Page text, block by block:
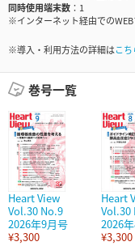
同時使用端末数
1
※インターネット経由での
※導入・利用方法の詳細はこち
巻号一覧
Heart View
Vol.30 No.9
2026年9月号
¥3,300
Heart
Vol.30
2026
¥3,300